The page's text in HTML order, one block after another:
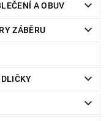
A OBUV
ZÁBĚRU